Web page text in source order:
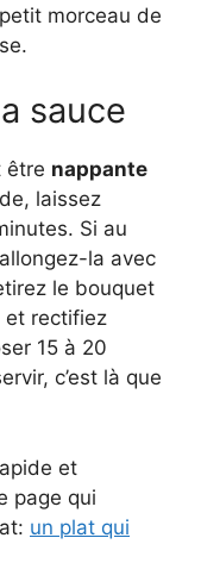
morceau de
sauce
être nappante
laissez
Si au
la avec
le bouquet
et rectifiez
15 à 20
c’est là que
et
page qui
un plat qui